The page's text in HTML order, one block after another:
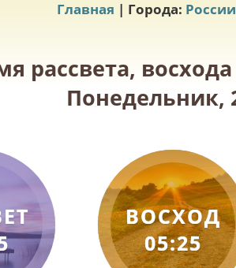
Главная | Города: России
рассвета,
Понедельник,
ВОСХОД
05:25